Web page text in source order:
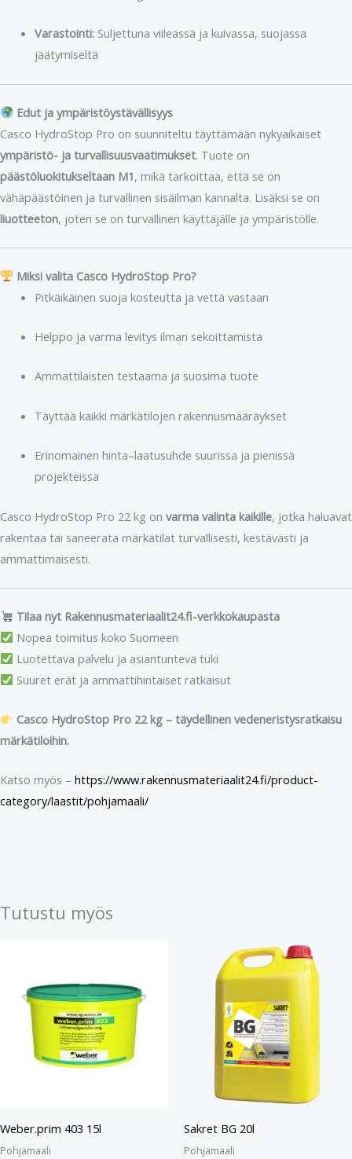
Varastointi:Suljettuna viileässä ja kuivassa, suojassa
jäätymiseltä
Edut ja ympäristöystävällisyys
Casco HydroStop Pro on suunniteltu täyttämään nykyaikaiset
ympäristö- ja turvallisuusvaatimukset. Tuote on
päästöluokitukseltaan M1, mikä tarkoittaa, että se on
vähäpäästöinen ja turvallinen sisäilman kannalta. Lisäksi se on
liuotteeton, joten se on turvallinen käyttäjälle ja ympäristölle.
Miksi valita Casco HydroStop Pro?
Pitkäikäinen suoja kosteutta ja vettä vastaan
Helppo ja varma levitys ilman sekoittamista
Ammattilaisten testaama ja suosima tuote
Täyttää kaikki märkätilojen rakennusmääräykset
Erinomainen hinta–laatusuhde suurissa ja pienissä
projekteissa
Casco HydroStop Pro 22 kg on varma valinta kaikille, jotka haluavat
rakentaa tai saneerata märkätilat turvallisesti, kestävästi ja
ammattimaisesti.
Tilaa nyt Rakennusmateriaalit24.fi-verkkokaupasta
Nopea toimitus koko Suomeen
Luotettava palvelu ja asiantunteva tuki
Suuret erät ja ammattihintaiset ratkaisut
Casco HydroStop Pro 22 kg – täydellinen vedeneristysratkaisu
märkätiloihin.
Katso myös – https://www.rakennusmateriaalit24.fi/product-
category/laastit/pohjamaali/
Tutustu myös
Weber.prim 403 15l
Pohjamaali
Sakret BG 20l
Pohjamaali